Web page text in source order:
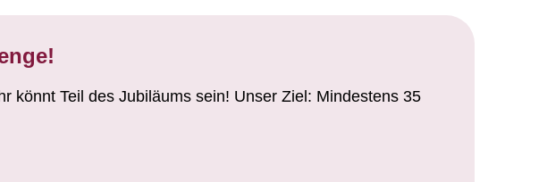
könnt Teil des Jubiläums sein! Unser Ziel: Mindestens 35